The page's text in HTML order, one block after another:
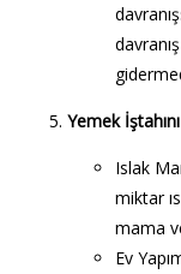
Yemek
Islak
miktar
mama
Ev